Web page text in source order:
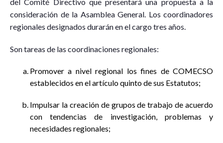
consideración de la Asamblea General. Los coordinadores
regionales designados durarán en el cargo tres años.
Son tareas de las coordinaciones regionales:
Promover a nivel regional los fines de COMECSO
establecidos en el artículo quinto de sus Estatutos;
Impulsar la creación de grupos de trabajo de acuerdo
con tendencias de investigación, problemas y
necesidades regionales;